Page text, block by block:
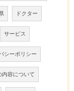
ドクター
サービス
シーポリシー
内容について